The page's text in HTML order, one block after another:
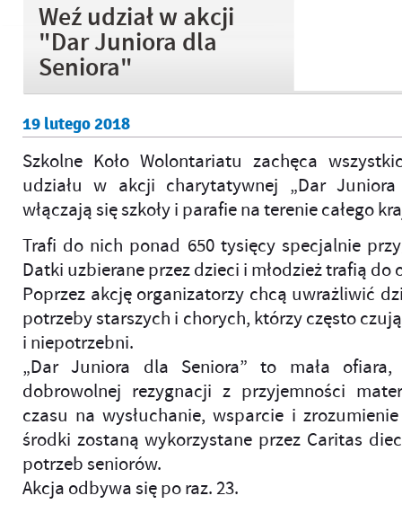
Weź udział w akcji
"Dar Juniora dla
Seniora"
19 lutego2018
Szkolne Koło Wolontariatu zachęca
udziału w akcji charytatywnej „Dar
włączają się szkoły i parafie na terenie całego
Trafi do nich ponad 650 tysięcy specjalnie
Datki uzbierane przez dzieci i młodzież trafią do
Poprzez akcję organizatorzy chcą uwrażliwić
potrzeby starszych i chorych, którzy często
i niepotrzebni.
„Dar Juniora dla Seniora” to mała
dobrowolnej rezygnacji z przyjemności
czasu na wysłuchanie, wsparcie i
środki zostaną wykorzystane przez Caritas
potrzeb seniorów.
Akcja odbywa się po raz. 23.